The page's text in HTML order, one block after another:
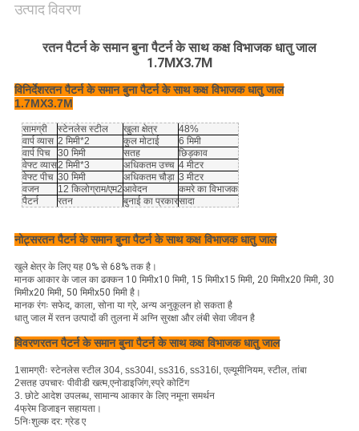
उत्पाद विवरण
रतन पैटर्न के समान बुना पैटर्न के साथ कक्ष विभाजक धातु जाल
1.7MX3.7M
विनिर्देशरतन पैटर्न के समान बुना पैटर्न के साथ कक्ष विभाजक धातु जाल
1.7MX3.7M
सामग्री स्टेनलेस स्टील खुला क्षेत्र
48%
वार्प व्यास 2 मिमी*2 कुल मोटाई
6 मिमी
वार्प पिच
30 मिमी सतह
छिड़काव
वेफ्ट व्यास2 मिमी*3 अधिकतम उच्च 4 मीटर
वेफ्ट पीच 30 मिमी अधिकतम चौड़ा 3 मीटर
वजन
12 किलोग्राम/एम2आवेदन
कमरे का विभाजक
पैटर्न
रतन बुनाई का प्रकारसादा
नोट्सरतन पैटर्न के समान बुना पैटर्न के साथ कक्ष विभाजक धातु जाल
खुले क्षेत्र के लिए यह 0% से 68% तक है।
मानक आकार के जाल का ढक्कन 10 मिमीx10 मिमी, 15 मिमीx15 मिमी, 20 मिमीx20 मिमी, 30
मिमीx20 मिमी, 50 मिमीx50 मिमी है।
मानक रंगः सफेद, काला, सोना या ग्रे, अन्य अनुकूलन हो सकता है
धातु जाल में रतन उत्पादों की तुलना में अग्नि सुरक्षा और लंबी सेवा जीवन है
विवरणरतन पैटर्न के समान बुना पैटर्न के साथ कक्ष विभाजक धातु जाल
1सामग्रीः स्टेनलेस स्टील 304, ss304l, ss316, ss316l, एल्यूमीनियम, स्टील, तांबा
2सतह उपचारः पीवीडी खत्म,एनोडाइजिंग,स्प्रे कोटिंग
3. छोटे आदेश उपलब्ध, सामान्य आकार के लिए नमूना समर्थन
4फ्रेम डिजाइन सहायता।
5निःशुल्क दर: ग्रेड ए